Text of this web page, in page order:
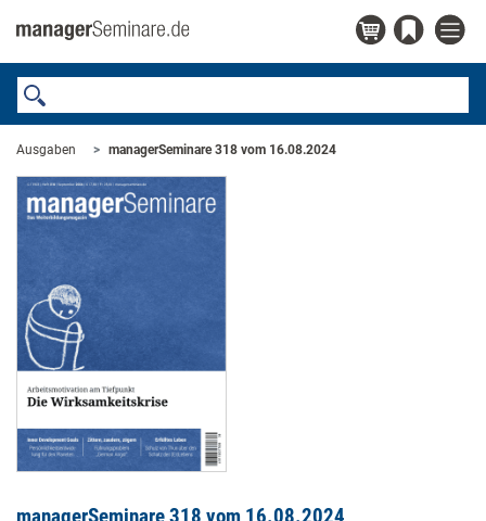
Ausgaben managerSeminare 318 vom 16.08.2024